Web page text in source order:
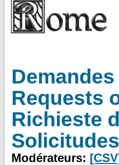
Requests
Richieste
Modérateurs: